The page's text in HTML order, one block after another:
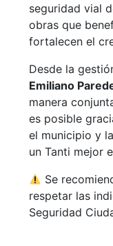
seguridad vial
obras que
fortalecen el
Desde la
Emiliano
manera
es posible
el municipio y
un Tanti mejor
Se
respetar las
Seguridad